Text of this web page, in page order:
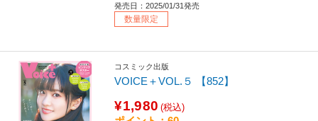
発売日：2025/01/31発売
数量限定
コスミック出版
VOICE＋VOL.５ 【852】
¥1,980 (税込)